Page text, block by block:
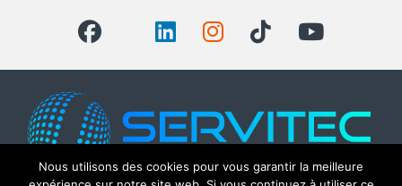
Nous utilisons des cookies pour vous garantir la meilleure